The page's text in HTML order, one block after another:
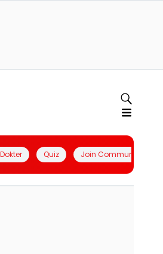
Quiz Join Community